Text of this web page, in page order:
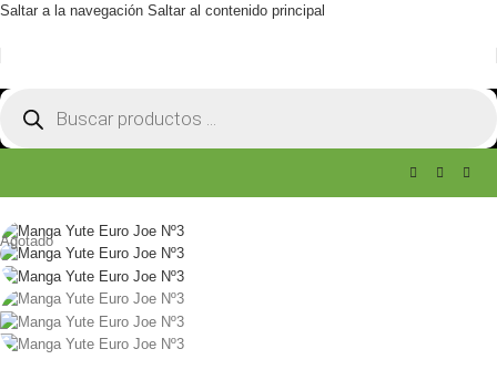
Saltar a la navegación Saltar al contenido principal
Agotado